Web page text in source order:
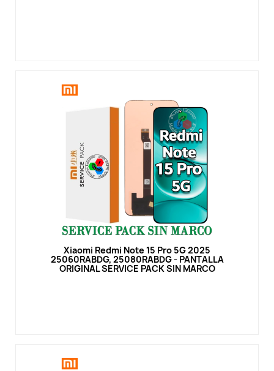
Vista rápida
Xiaomi Redmi Note 15 Pro 5G 2025
25060RABDG, 25080RABDG - PANTALLA
ORIGINAL SERVICE PACK SIN MARCO